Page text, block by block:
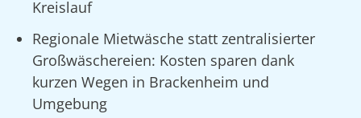
Kreislauf
Regionale Mietwäsche statt zentralisierter
Großwäschereien: Kosten sparen dank
kurzen Wegen in Brackenheim und
Umgebung